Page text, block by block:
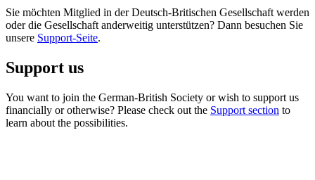
Sie möchten Mitglied in der Deutsch-Britischen Gesellschaft werden
oder die Gesellschaft anderweitig unterstützen? Dann besuchen Sie
unsere Support-Seite.
Support us
You want to join the German-British Society or wish to support us
financially or otherwise? Please check out the Support section to
learn about the possibilities.